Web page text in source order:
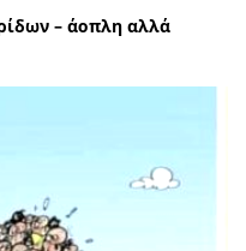
– άοπλη αλλά